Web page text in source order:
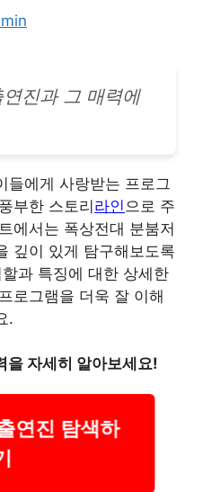
진과 그 매력에
들에게 사랑받는 프로그
부한 스토리라인 으로 주
에서는 폭상전대 분붐저
깊이 있게 탐구해보도록
과 특징에 대한 상세한
로그램을 더욱 잘 이해
.
을 자세히 알아보세요!
연진 탐색하